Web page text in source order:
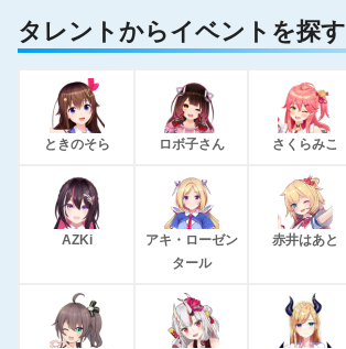
タレントからイベントを探す
ときのそら ロボ子さん さくらみこ
AZKi
アキ・ローゼン
タール
赤井はあと